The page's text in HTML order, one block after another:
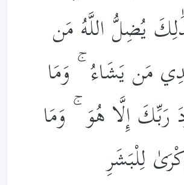
يُضِلُّ اللَّهُ مَن
مَن يَشَاءُ ۚ وَمَا
رَبِّكَ إِلَّا هُوَ ۚ وَمَا
لِلْبَشَرِ